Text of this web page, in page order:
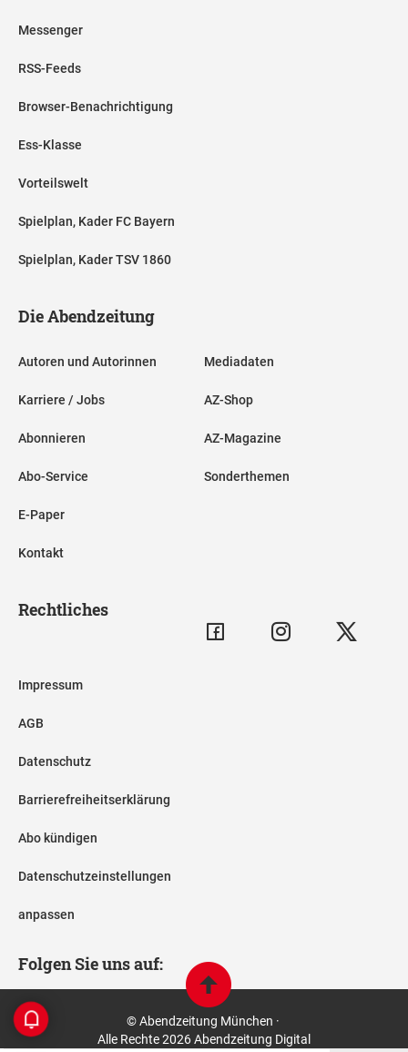
Messenger
RSS-Feeds
Browser-Benachrichtigung
Ess-Klasse
Vorteilswelt
Spielplan, Kader FC Bayern
Spielplan, Kader TSV 1860
Die Abendzeitung
Autoren und Autorinnen
Karriere / Jobs
Abonnieren
Abo-Service
E-Paper
Kontakt
Mediadaten
AZ-Shop
AZ-Magazine
Sonderthemen
Rechtliches
Impressum
AGB
Datenschutz
Barrierefreiheitserklärung
Abo kündigen
Datenschutzeinstellungen
anpassen
Folgen Sie uns auf:
© Abendzeitung München ·
Alle Rechte 2026 Abendzeitung Digital